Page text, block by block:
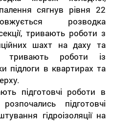
сягнув рівня 22
розводка
тривають роботи з
шахт на даху та
тривають роботи із
підлоги в квартирах та
підготовчі роботи в
підготовчі
гідроізоляції на